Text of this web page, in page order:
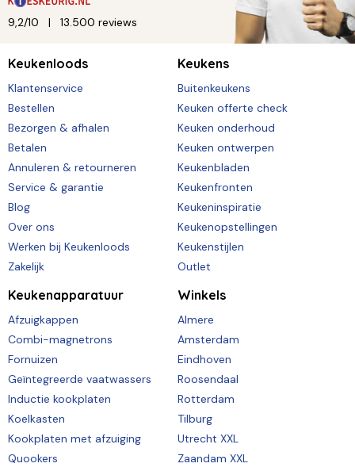
9,2/10 13.500 reviews
Keukenloods
Klantenservice
Bestellen
Bezorgen & afhalen
Betalen
Annuleren & retourneren
Service & garantie
Blog
Over ons
Werken bij Keukenloods
Zakelijk
Keukens
Buitenkeukens
Keuken offerte check
Keuken onderhoud
Keuken ontwerpen
Keukenbladen
Keukenfronten
Keukeninspiratie
Keukenopstellingen
Keukenstijlen
Outlet
Keukenapparatuur
Afzuigkappen
Combi-magnetrons
Fornuizen
Geïntegreerde vaatwassers
Inductie kookplaten
Koelkasten
Kookplaten met afzuiging
Quookers
Winkels
Almere
Amsterdam
Eindhoven
Roosendaal
Rotterdam
Tilburg
Utrecht XXL
Zaandam XXL